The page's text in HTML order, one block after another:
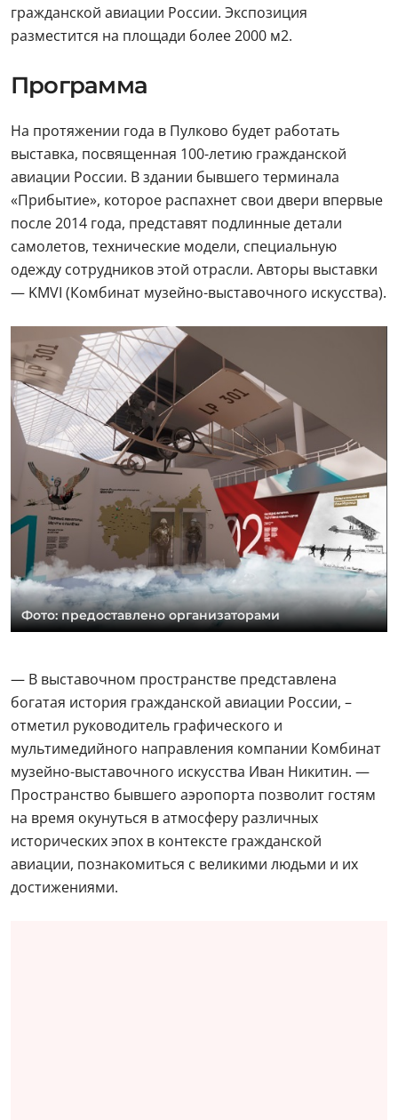
гражданской авиации России. Экспозиция
разместится на площади более 2000 м2.
Программа
На протяжении года в Пулково будет работать
выставка, посвященная 100-летию гражданской
авиации России. В здании бывшего терминала
«Прибытие», которое распахнет свои двери впервые
после 2014 года, представят подлинные детали
самолетов, технические модели, специальную
одежду сотрудников этой отрасли. Авторы выставки
— KMVI (Комбинат музейно-выставочного искусства).
Фото: предоставлено организаторами
— В выставочном пространстве представлена
богатая история гражданской авиации России, –
отметил руководитель графического и
мультимедийного направления компании Комбинат
музейно-выставочного искусства Иван Никитин. —
Пространство бывшего аэропорта позволит гостям
на время окунуться в атмосферу различных
исторических эпох в контексте гражданской
авиации, познакомиться с великими людьми и их
достижениями.